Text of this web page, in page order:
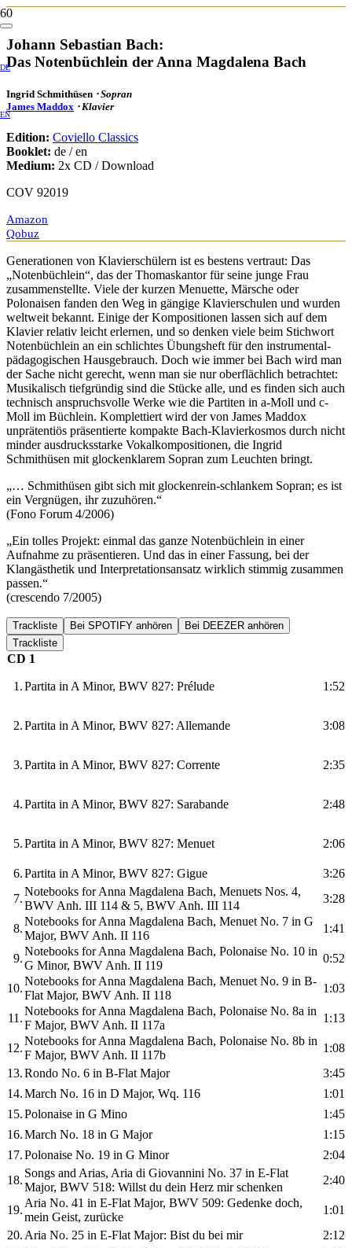
DE
EN
Johann Sebastian Bach:
Das Notenbüchlein der Anna Magdalena Bach
Ingrid Schmithüsen ⋅ Sopran
James Maddox ⋅ Klavier
Edition: Coviello Classics
Booklet: de / en
Medium: 2x CD / Download
COV 92019
Amazon
Qobuz
Generationen von Klavierschülern ist es bestens vertraut: Das
„Notenbüchlein“, das der Thomaskantor für seine junge Frau
zusammenstellte. Viele der kurzen Menuette, Märsche oder
Polonaisen fanden den Weg in gängige Klavierschulen und wurden
weltweit bekannt. Einige der Kompositionen lassen sich auf dem
Klavier relativ leicht erlernen, und so denken viele beim Stichwort
Notenbüchlein an ein schlichtes Übungsheft für den instrumental-
pädagogischen Hausgebrauch. Doch wie immer bei Bach wird man
der Sache nicht gerecht, wenn man sie nur oberflächlich betrachtet:
Musikalisch tiefgründig sind die Stücke alle, und es finden sich auch
technisch anspruchsvolle Werke wie die Partiten in a-Moll und c-
Moll im Büchlein. Komplettiert wird der von James Maddox
unprätentiös präsentierte kompakte Bach-Klavierkosmos durch nicht
minder ausdrucksstarke Vokalkompositionen, die Ingrid
Schmithüsen mit glockenklarem Sopran zum Leuchten bringt.
„… Schmithüsen gibt sich mit glockenrein-schlankem Sopran; es ist
ein Vergnügen, ihr zuzuhören.“
(Fono Forum 4/2006)
„Ein tolles Projekt: einmal das ganze Notenbüchlein in einer
Aufnahme zu präsentieren. Und das in einer Fassung, bei der
Klangästhetik und Interpretationsansatz wirklich stimmig zusammen
passen.“
(crescendo 7/2005)
Trackliste Bei SPOTIFY anhören
Bei DEEZER anhören
Trackliste
CD 1
1.Partita in A Minor, BWV 827: Prélude 1:52
2.Partita in A Minor, BWV 827: Allemande 3:08
3.Partita in A Minor, BWV 827: Corrente 2:35
4.Partita in A Minor, BWV 827: Sarabande 2:48
5.Partita in A Minor, BWV 827: Menuet 2:06
6.Partita in A Minor, BWV 827: Gigue
3:26
7.
Notebooks for Anna Magdalena Bach, Menuets Nos. 4,
BWV Anh. III 114 & 5, BWV Anh. III 114
3:28
8.
Notebooks for Anna Magdalena Bach, Menuet No. 7 in G
Major, BWV Anh. II 116
1:41
9.
Notebooks for Anna Magdalena Bach, Polonaise No. 10 in
G Minor, BWV Anh. II 119
0:52
10.
Notebooks for Anna Magdalena Bach, Menuet No. 9 in B-
Flat Major, BWV Anh. II 118
1:03
11.
Notebooks for Anna Magdalena Bach, Polonaise No. 8a in
F Major, BWV Anh. II 117a
1:13
12.
Notebooks for Anna Magdalena Bach, Polonaise No. 8b in
F Major, BWV Anh. II 117b
1:08
13.Rondo No. 6 in B-Flat Major
3:45
14.March No. 16 in D Major, Wq. 116
1:01
15.Polonaise in G Mino
1:45
16.March No. 18 in G Major
1:15
17.Polonaise No. 19 in G Minor
2:04
18.
Songs and Arias, Aria di Giovannini No. 37 in E-Flat
Major, BWV 518: Willst du dein Herz mir schenken
2:40
19.
Aria No. 41 in E-Flat Major, BWV 509: Gedenke doch,
mein Geist, zurücke
1:01
20. Aria No. 25 in E-Flat Major: Bist du bei mir
2:12